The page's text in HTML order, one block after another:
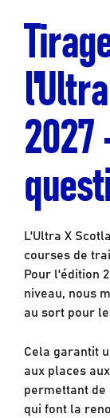
2027
L'Ultra X
courses de
Pour l'édition
niveau, nous
au sort pour
Cela garantit
aux places
permettant
qui font la